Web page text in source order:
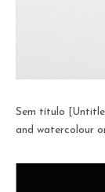
Sem título
and watercolour